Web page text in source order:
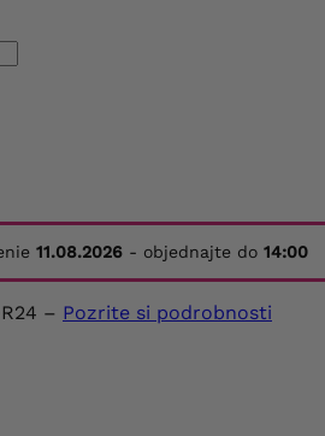
11.08.2026 - objednajte do 14:00
– Pozrite si podrobnosti